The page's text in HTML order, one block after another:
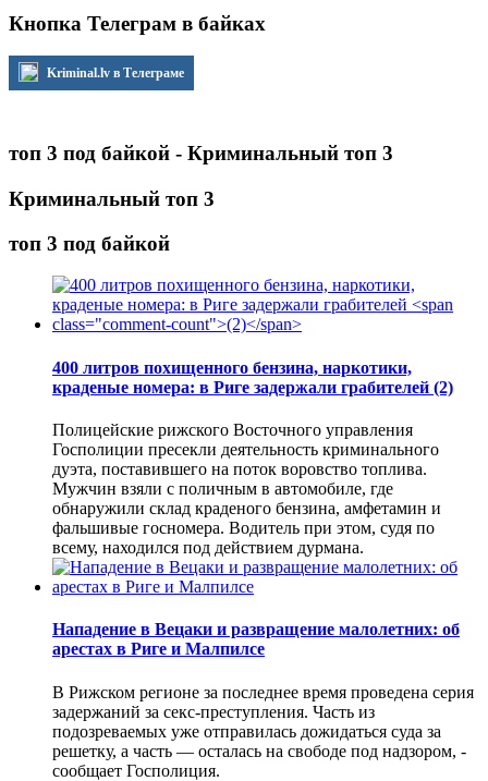
Кнопка Телеграм в байках
Kriminal.lv в Телеграме
топ 3 под байкой - Криминальный топ 3
Криминальный топ 3
топ 3 под байкой
400 литров похищенного бензина, наркотики,
краденые номера: в Риге задержали грабителей (2)
Полицейские рижского Восточного управления
Госполиции пресекли деятельность криминального
дуэта, поставившего на поток воровство топлива.
Мужчин взяли с поличным в автомобиле, где
обнаружили склад краденого бензина, амфетамин и
фальшивые госномера. Водитель при этом, судя по
всему, находился под действием дурмана.
Нападение в Вецаки и развращение малолетних: об
арестах в Риге и Малпилсе
В Рижском регионе за последнее время проведена серия
задержаний за секс-преступления. Часть из
подозреваемых уже отправилась дожидаться суда за
решетку, а часть — осталась на свободе под надзором, -
сообщает Госполиция.